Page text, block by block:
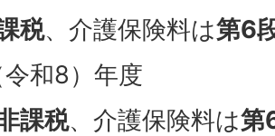
税、介護保険料は第6
令和8）年度
課税、介護保険料は第